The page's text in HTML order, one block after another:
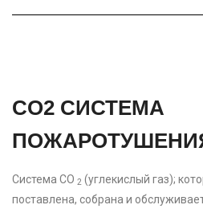
CO2 СИСТЕМА
Система CO 2 (углекислый газ);
поставлена, собрана и